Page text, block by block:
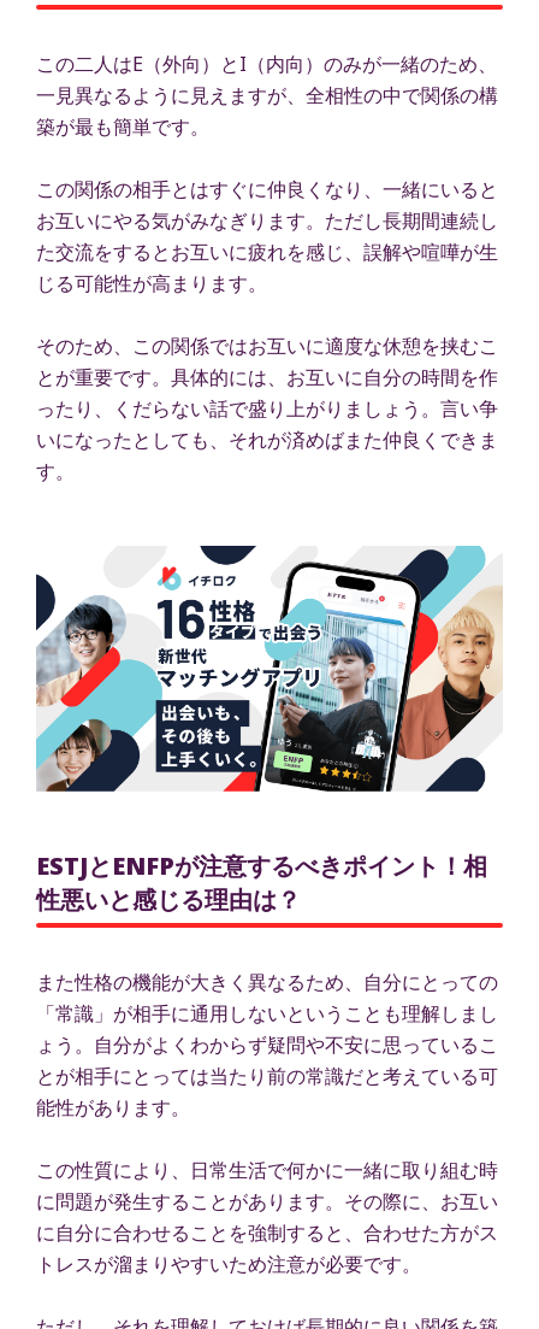
この二人はE（外向）とI（内向）のみが一緒のため、
一見異なるように見えますが、全相性の中で関係の構
築が最も簡単です。
この関係の相手とはすぐに仲良くなり、一緒にいると
お互いにやる気がみなぎります。ただし長期間連続し
た交流をするとお互いに疲れを感じ、誤解や喧嘩が生
じる可能性が高まります。
そのため、この関係ではお互いに適度な休憩を挟むこ
とが重要です。具体的には、お互いに自分の時間を作
ったり、くだらない話で盛り上がりましょう。言い争
いになったとしても、それが済めばまた仲良くできま
す。
ESTJとENFPが注意するべきポイント！相
性悪いと感じる理由は？
また性格の機能が大きく異なるため、自分にとっての
「常識」が相手に通用しないということも理解しまし
ょう。自分がよくわからず疑問や不安に思っているこ
とが相手にとっては当たり前の常識だと考えている可
能性があります。
この性質により、日常生活で何かに一緒に取り組む時
に問題が発生することがあります。その際に、お互い
に自分に合わせることを強制すると、合わせた方がス
トレスが溜まりやすいため注意が必要です。